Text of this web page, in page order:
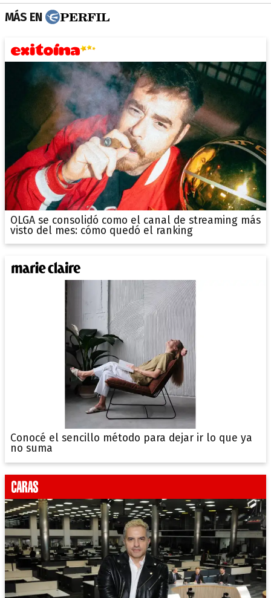
MÁS EN
OLGA se consolidó como el canal de streaming más
visto del mes: cómo quedó el ranking
Conocé el sencillo método para dejar ir lo que ya
no suma